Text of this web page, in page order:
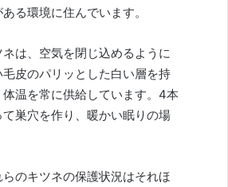
る環境に住んでいます。
は、空気を閉じ込めるように
皮のパリッとした白い層を持
体温を常に供給しています。4本
巣穴を作り、暖かい眠りの場
のキツネの保護状況はそれほ